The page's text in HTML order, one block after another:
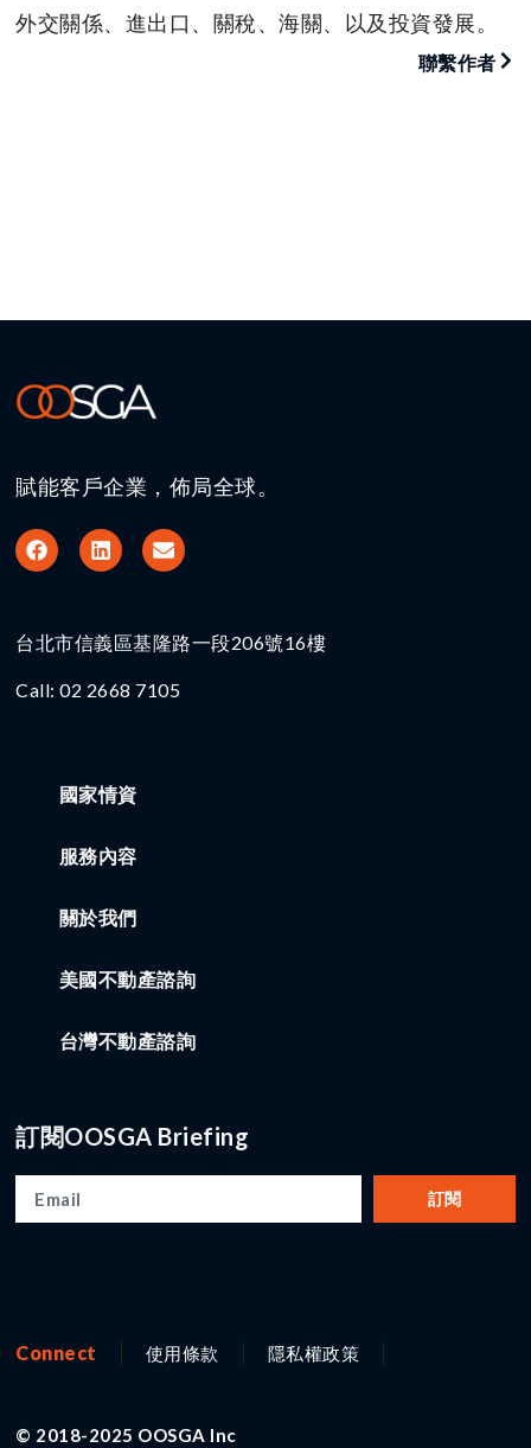
外交關係、進出口、關稅、海關、以及投資發展。
聯繫作者
賦能客戶企業，佈局全球。
台北市信義區基隆路一段206號16樓​
Call: 02 2668 7105
國家情資
服務內容
關於我們
美國不動產諮詢
台灣不動產諮詢
訂閱OOSGA Briefing
訂閱
Connect 使用條款 隱私權政策
© 2018-2025 OOSGA Inc